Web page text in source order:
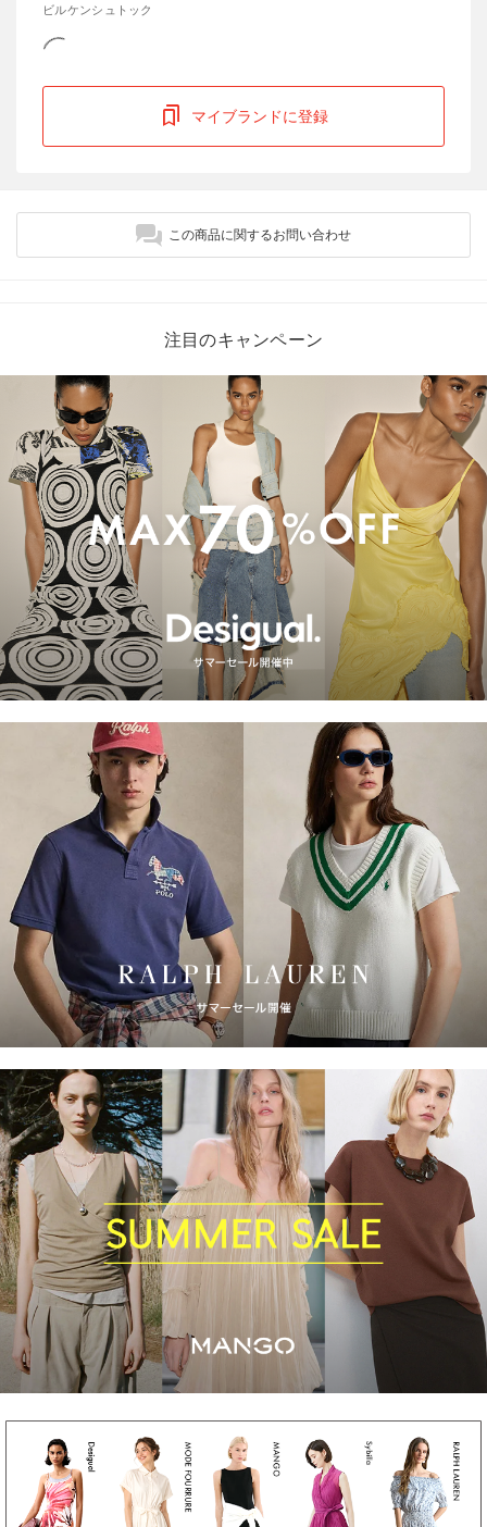
ビルケンシュトック
マイブランドに登録
この商品に関するお問い合わせ
注目のキャンペーン